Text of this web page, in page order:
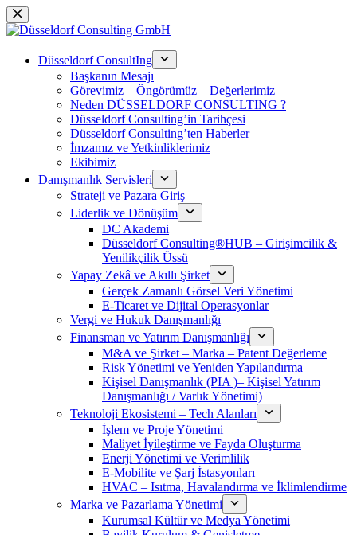
Skip
to
Düsseldorf ConsultIng
Başkanın Mesajı
Görevimiz – Öngörümüz – Değerlerimiz
Neden DÜSSELDORF CONSULTING ?
Düsseldorf Consulting’in Tarihçesi
Düsseldorf Consulting’ten Haberler
İmzamız ve Yetkinliklerimiz
Ekibimiz
Danışmanlık Servisleri
Strateji ve Pazara Giriş
Liderlik ve Dönüşüm
DC Akademi
Düsseldorf Consulting®HUB – Girişimcilik &
Yenilikçilik Üssü
Yapay Zekâ ve Akıllı Şirket
Gerçek Zamanlı Görsel Veri Yönetimi
E-Ticaret ve Dijital Operasyonlar
Vergi ve Hukuk Danışmanlığı
Finansman ve Yatırım Danışmanlığı
M&A ve Şirket – Marka – Patent Değerleme
Risk Yönetimi ve Yeniden Yapılandırma
Kişisel Danışmanlık (PIA )– Kişisel Yatırım
Danışmanlığı / Varlık Yönetimi)
Teknoloji Ekosistemi – Tech Alanları
İşlem ve Proje Yönetimi
Maliyet İyileştirme ve Fayda Oluşturma
Enerji Yönetimi ve Verimlilik
E-Mobilite ve Şarj İstasyonları
HVAC – Isıtma, Havalandırma ve İklimlendirme
Marka ve Pazarlama Yönetimi
Kurumsal Kültür ve Medya Yönetimi